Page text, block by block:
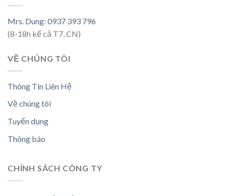
Mrs. Dung: 0937 393 796
(8-18h kể cả T7, CN)
VỀ CHÚNG TÔI
Thông Tin Liên Hệ
Về chúng tôi
Tuyển dụng
Thông báo
CHÍNH SÁCH CÔNG TY